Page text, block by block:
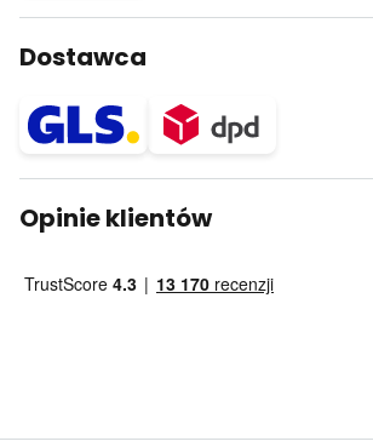
Dostawca
Opinie klientów